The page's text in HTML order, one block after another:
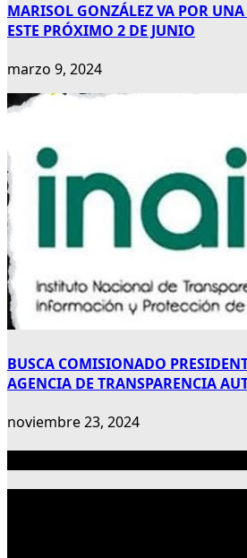
MARISOL GONZÁLEZ VA POR
ESTE PRÓXIMO 2 DE JUNIO
marzo 9, 2024
BUSCA COMISIONADO
AGENCIA DE TRANSPARENCIA
noviembre 23, 2024